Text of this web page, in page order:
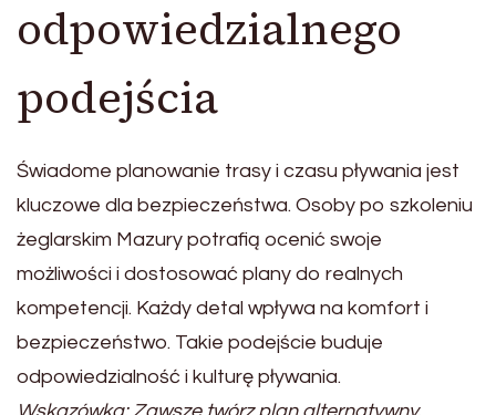
odpowiedzialnego
podejścia
Świadome planowanie trasy i czasu pływania jest
kluczowe dla bezpieczeństwa. Osoby po szkoleniu
żeglarskim Mazury potrafią ocenić swoje
możliwości i dostosować plany do realnych
kompetencji. Każdy detal wpływa na komfort i
bezpieczeństwo. Takie podejście buduje
odpowiedzialność i kulturę pływania.